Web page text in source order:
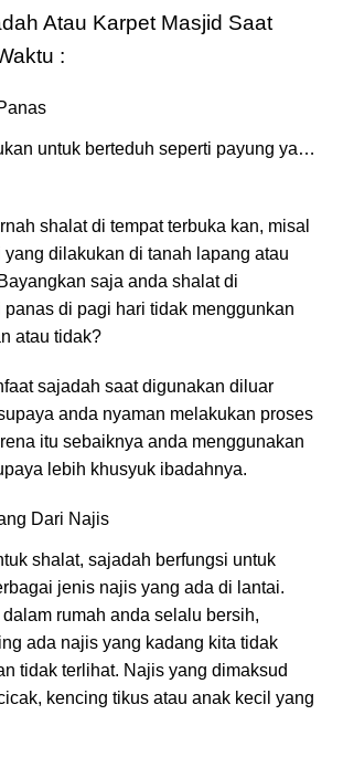
Atau Karpet Masjid Saat
:
untuk berteduh seperti payung ya…
shalat di tempat terbuka kan, misal
dilakukan di tanah lapang atau
saja anda shalat di
panas di pagi hari tidak menggunkan
atau tidak?
sajadah saat digunakan diluar
anda nyaman melakukan proses
itu sebaiknya anda menggunakan
lebih khusyuk ibadahnya.
Dari Najis
shalat, sajadah berfungsi untuk
jenis najis yang ada di lantai.
rumah anda selalu bersih,
ada najis yang kadang kita tidak
tidak terlihat. Najis yang dimaksud
kencing tikus atau anak kecil yang